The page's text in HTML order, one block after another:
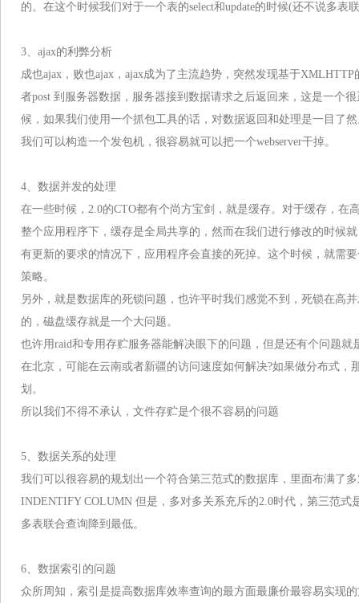
的。在这个时候我们对于一个表的select和update的时候(还不说多表
3、ajax的利弊分析
成也ajax，败也ajax，ajax成为了主流趋势，突然发现基于XMLHTTP
者post 到服务器数据，服务器接到数据请求之后返回来，这是一个
候，如果我们使用一个抓包工具的话，对数据返回和处理是一目了
我们可以构造一个发包机，很容易就可以把一个webserver干掉。
4、数据并发的处理
在一些时候，2.0的CTO都有个尚方宝剑，就是缓存。对于缓存，在
整个应用程序下，缓存是全局共享的，然而在我们进行修改的时候
有更新的要求的情况下，应用程序会直接的死掉。这个时候，就需
策略。
另外，就是数据库的死锁问题，也许平时我们感觉不到，死锁在高
的，磁盘缓存就是一个大问题。
也许用raid和专用存贮服务器能解决眼下的问题，但是还有个问题
在北京，可能在云南或者新疆的访问速度如何解决?如果做分布式，
划。
所以我们不得不承认，文件存贮是个很不容易的问题
5、数据关系的处理
我们可以很容易的规划出一个符合第三范式的数据库，里面布满了
INDENTIFY COLUMN 但是，多对多关系充斥的2.0时代，第三范式
多表联合查询降到最低。
6、数据索引的问题
众所周知，索引是提高数据库效率查询的最方面最廉价最容易实现